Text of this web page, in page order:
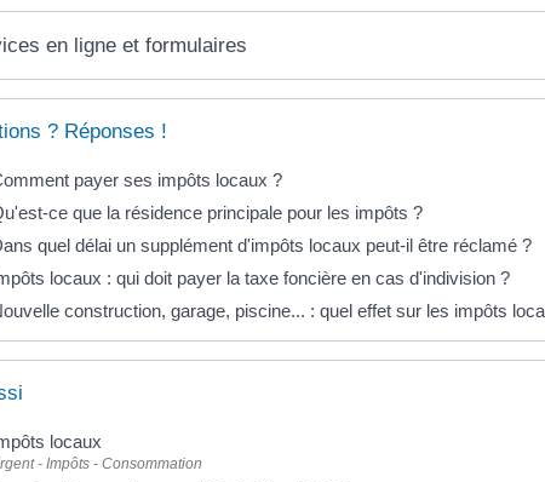
en ligne et formulaires
? Réponses !
payer ses impôts locaux ?
ce que la résidence principale pour les impôts ?
quel délai un supplément d'impôts locaux peut-il être réclamé ?
locaux : qui doit payer la taxe foncière en cas d'indivision ?
construction, garage, piscine... : quel effet sur les impôts
locaux
- Impôts - Consommation